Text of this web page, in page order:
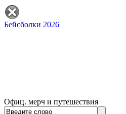
Бейсболки 2026
Офиц. мерч и путешествия